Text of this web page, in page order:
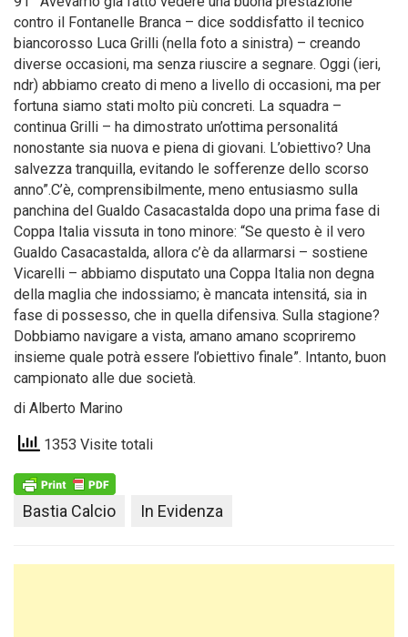
contro il Fontanelle Branca – dice soddisfatto il tecnico
biancorosso Luca Grilli (nella foto a sinistra) – creando
diverse occasioni, ma senza riuscire a segnare. Oggi (ieri,
ndr) abbiamo creato di meno a livello di occasioni, ma per
fortuna siamo stati molto più concreti. La squadra –
continua Grilli – ha dimostrato un’ottima personalitá
nonostante sia nuova e piena di giovani. L’obiettivo? Una
salvezza tranquilla, evitando le sofferenze dello scorso
anno”.C’è, comprensibilmente, meno entusiasmo sulla
panchina del Gualdo Casacastalda dopo una prima fase di
Coppa Italia vissuta in tono minore: “Se questo è il vero
Gualdo Casacastalda, allora c’è da allarmarsi – sostiene
Vicarelli – abbiamo disputato una Coppa Italia non degna
della maglia che indossiamo; è mancata intensitá, sia in
fase di possesso, che in quella difensiva. Sulla stagione?
Dobbiamo navigare a vista, amano amano scopriremo
insieme quale potrà essere l’obiettivo finale”. Intanto, buon
campionato alle due società.
di Alberto Marino
1353 Visite totali
Bastia Calcio In Evidenza